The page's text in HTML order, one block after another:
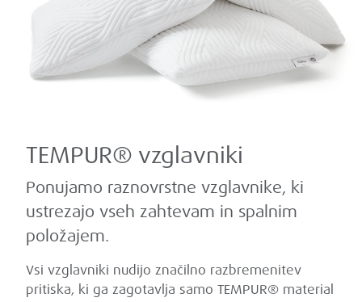
TEMPUR® vzglavniki
Ponujamo raznovrstne vzglavnike, ki
ustrezajo vseh zahtevam in spalnim
položajem.
Vsi vzglavniki nudijo značilno razbremenitev
pritiska, ki ga zagotavlja samo TEMPUR® material